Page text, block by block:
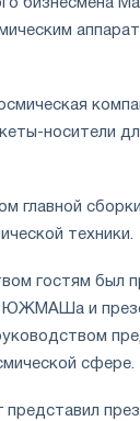
бизнесмена
носители
главной
техники.
гостям был
ЮЖМАШа и
сфере.